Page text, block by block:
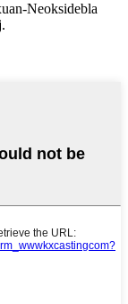
Neoksidebla